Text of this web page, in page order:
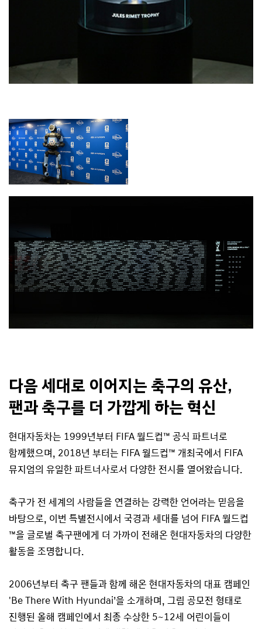
다음 세대로 이어지는 축구의 유산,
팬과 축구를 더 가깝게 하는 혁신
현대자동차는 1999년부터 FIFA 월드컵™ 공식 파트너로
함께했으며, 2018년 부터는 FIFA 월드컵™ 개최국에서 FIFA
뮤지엄의 유일한 파트너사로서 다양한 전시를 열어왔습니다.
축구가 전 세계의 사람들을 연결하는 강력한 언어라는 믿음을
바탕으로, 이번 특별전시에서 국경과 세대를 넘어 FIFA 월드컵
™을 글로벌 축구팬에게 더 가까이 전해온 현대자동차의 다양한
활동을 조명합니다.
2006년부터 축구 팬들과 함께 해온 현대자동차의 대표 캠페인
'Be There With Hyundai’을 소개하며, 그림 공모전 형태로
진행된 올해 캠페인에서 최종 수상한 5~12세 어린이들이